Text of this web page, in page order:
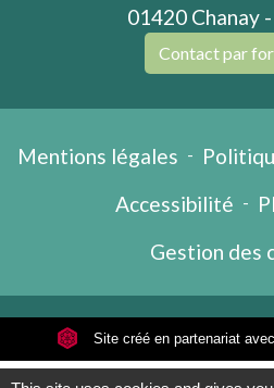
01420 Chanay
Contact par
Mentions légales -
Accessibilité -
Gestion des
Site créé en partenariat